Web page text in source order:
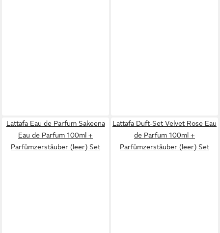
Lattafa Eau de Parfum Sakeena
Eau de Parfum 100ml +
Parfümzerstäuber (leer) Set
Lattafa Duft-Set Velvet Rose Eau
de Parfum 100ml +
Parfümzerstäuber (leer) Set